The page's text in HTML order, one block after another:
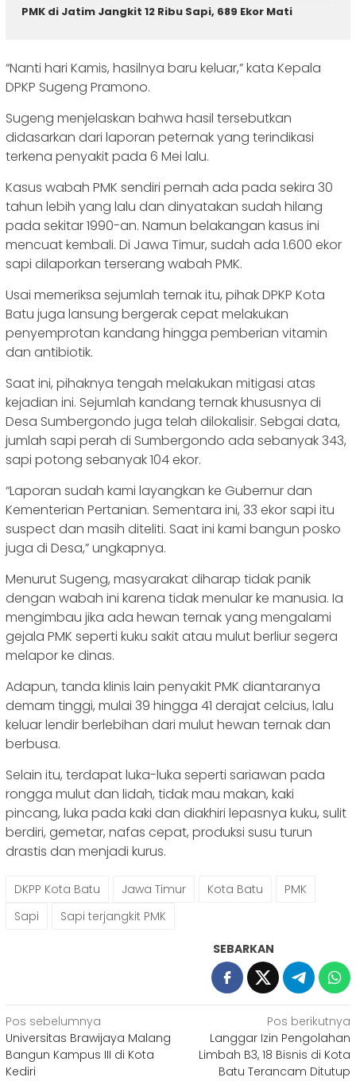
PMK di Jatim Jangkit 12 Ribu Sapi, 689 Ekor Mati
“Nanti hari Kamis, hasilnya baru keluar,” kata Kepala
DPKP Sugeng Pramono.
Sugeng menjelaskan bahwa hasil tersebutkan
didasarkan dari laporan peternak yang terindikasi
terkena penyakit pada 6 Mei lalu.
Kasus wabah PMK sendiri pernah ada pada sekira 30
tahun lebih yang lalu dan dinyatakan sudah hilang
pada sekitar 1990-an. Namun belakangan kasus ini
mencuat kembali. Di Jawa Timur, sudah ada 1.600 ekor
sapi dilaporkan terserang wabah PMK.
Usai memeriksa sejumlah ternak itu, pihak DPKP Kota
Batu juga lansung bergerak cepat melakukan
penyemprotan kandang hingga pemberian vitamin
dan antibiotik.
Saat ini, pihaknya tengah melakukan mitigasi atas
kejadian ini. Sejumlah kandang ternak khususnya di
Desa Sumbergondo juga telah dilokalisir. Sebgai data,
jumlah sapi perah di Sumbergondo ada sebanyak 343,
sapi potong sebanyak 104 ekor.
“Laporan sudah kami layangkan ke Gubernur dan
Kementerian Pertanian. Sementara ini, 33 ekor sapi itu
suspect dan masih diteliti. Saat ini kami bangun posko
juga di Desa,” ungkapnya.
Menurut Sugeng, masyarakat diharap tidak panik
dengan wabah ini karena tidak menular ke manusia. Ia
mengimbau jika ada hewan ternak yang mengalami
gejala PMK seperti kuku sakit atau mulut berliur segera
melapor ke dinas.
Adapun, tanda klinis lain penyakit PMK diantaranya
demam tinggi, mulai 39 hingga 41 derajat celcius, lalu
keluar lendir berlebihan dari mulut hewan ternak dan
berbusa.
Selain itu, terdapat luka-luka seperti sariawan pada
rongga mulut dan lidah, tidak mau makan, kaki
pincang, luka pada kaki dan diakhiri lepasnya kuku, sulit
berdiri, gemetar, nafas cepat, produksi susu turun
drastis dan menjadi kurus.
DKPP Kota Batu Jawa Timur Kota Batu
PMK
Sapi
Sapi terjangkit PMK
SEBARKAN
Navigasi
pos
Pos sebelumnya
Universitas Brawijaya Malang
Bangun Kampus III di Kota
Kediri
Pos berikutnya
Langgar Izin Pengolahan
Limbah B3, 18 Bisnis di Kota
Batu Terancam Ditutup